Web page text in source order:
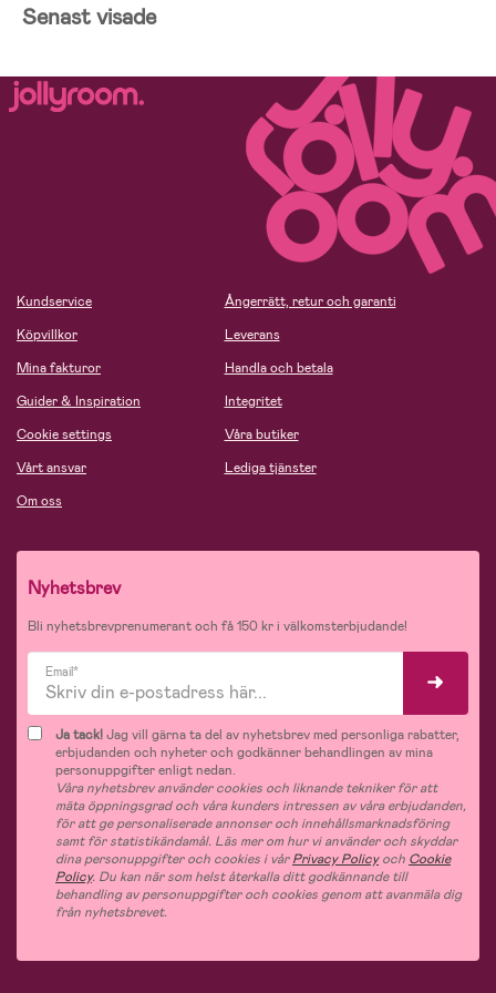
Senast visade
Kundservice
Köpvillkor
Mina fakturor
Guider & Inspiration
Cookie settings
Vårt ansvar
Om oss
Ångerrätt, retur och garanti
Leverans
Handla och betala
Integritet
Våra butiker
Lediga tjänster
Nyhetsbrev
Bli nyhetsbrevprenumerant och få 150 kr i välkomsterbjudande!
Email*
Ja tack!Jag vill gärna ta del av nyhetsbrev med personliga rabatter,
erbjudanden och nyheter och godkänner behandlingen av mina
personuppgifter enligt nedan.
Våra nyhetsbrev använder cookies och liknande tekniker för att
mäta öppningsgrad och våra kunders intressen av våra erbjudanden,
för att ge personaliserade annonser och innehållsmarknadsföring
samt för statistikändamål. Läs mer om hur vi använder och skyddar
dina personuppgifter och cookies i vårPrivacy Policyoch Cookie
Policy. Du kan när som helst återkalla ditt godkännande till
behandling av personuppgifter och cookies genom att avanmäla dig
från nyhetsbrevet.